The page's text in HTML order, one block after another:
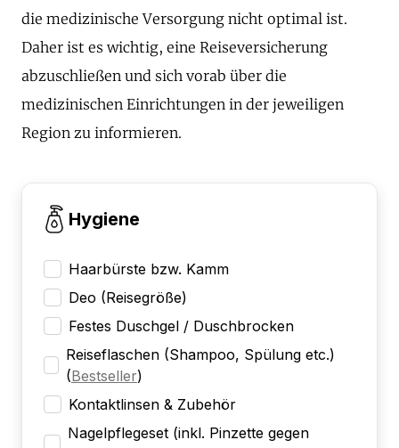
die medizinische Versorgung nicht optimal ist.
Daher ist es wichtig, eine Reiseversicherung
abzuschließen und sich vorab über die
medizinischen Einrichtungen in der jeweiligen
Region zu informieren.
Hygiene
Haarbürste bzw. Kamm
Deo (Reisegröße)
Festes Duschgel / Duschbrocken
Reiseflaschen (Shampoo, Spülung etc.)
(Bestseller)
Kontaktlinsen & Zubehör
Nagelpflegeset (inkl. Pinzette gegen